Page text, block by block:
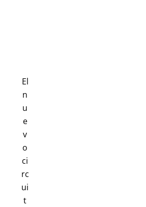
El
n
u
e
v
o
ci
rc
ui
t